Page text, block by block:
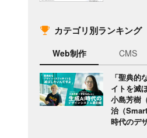
カテゴリ別ランキング
Web制作 CMS
「聖典的
イトを滅
小島芳樹
治（
時代のデ